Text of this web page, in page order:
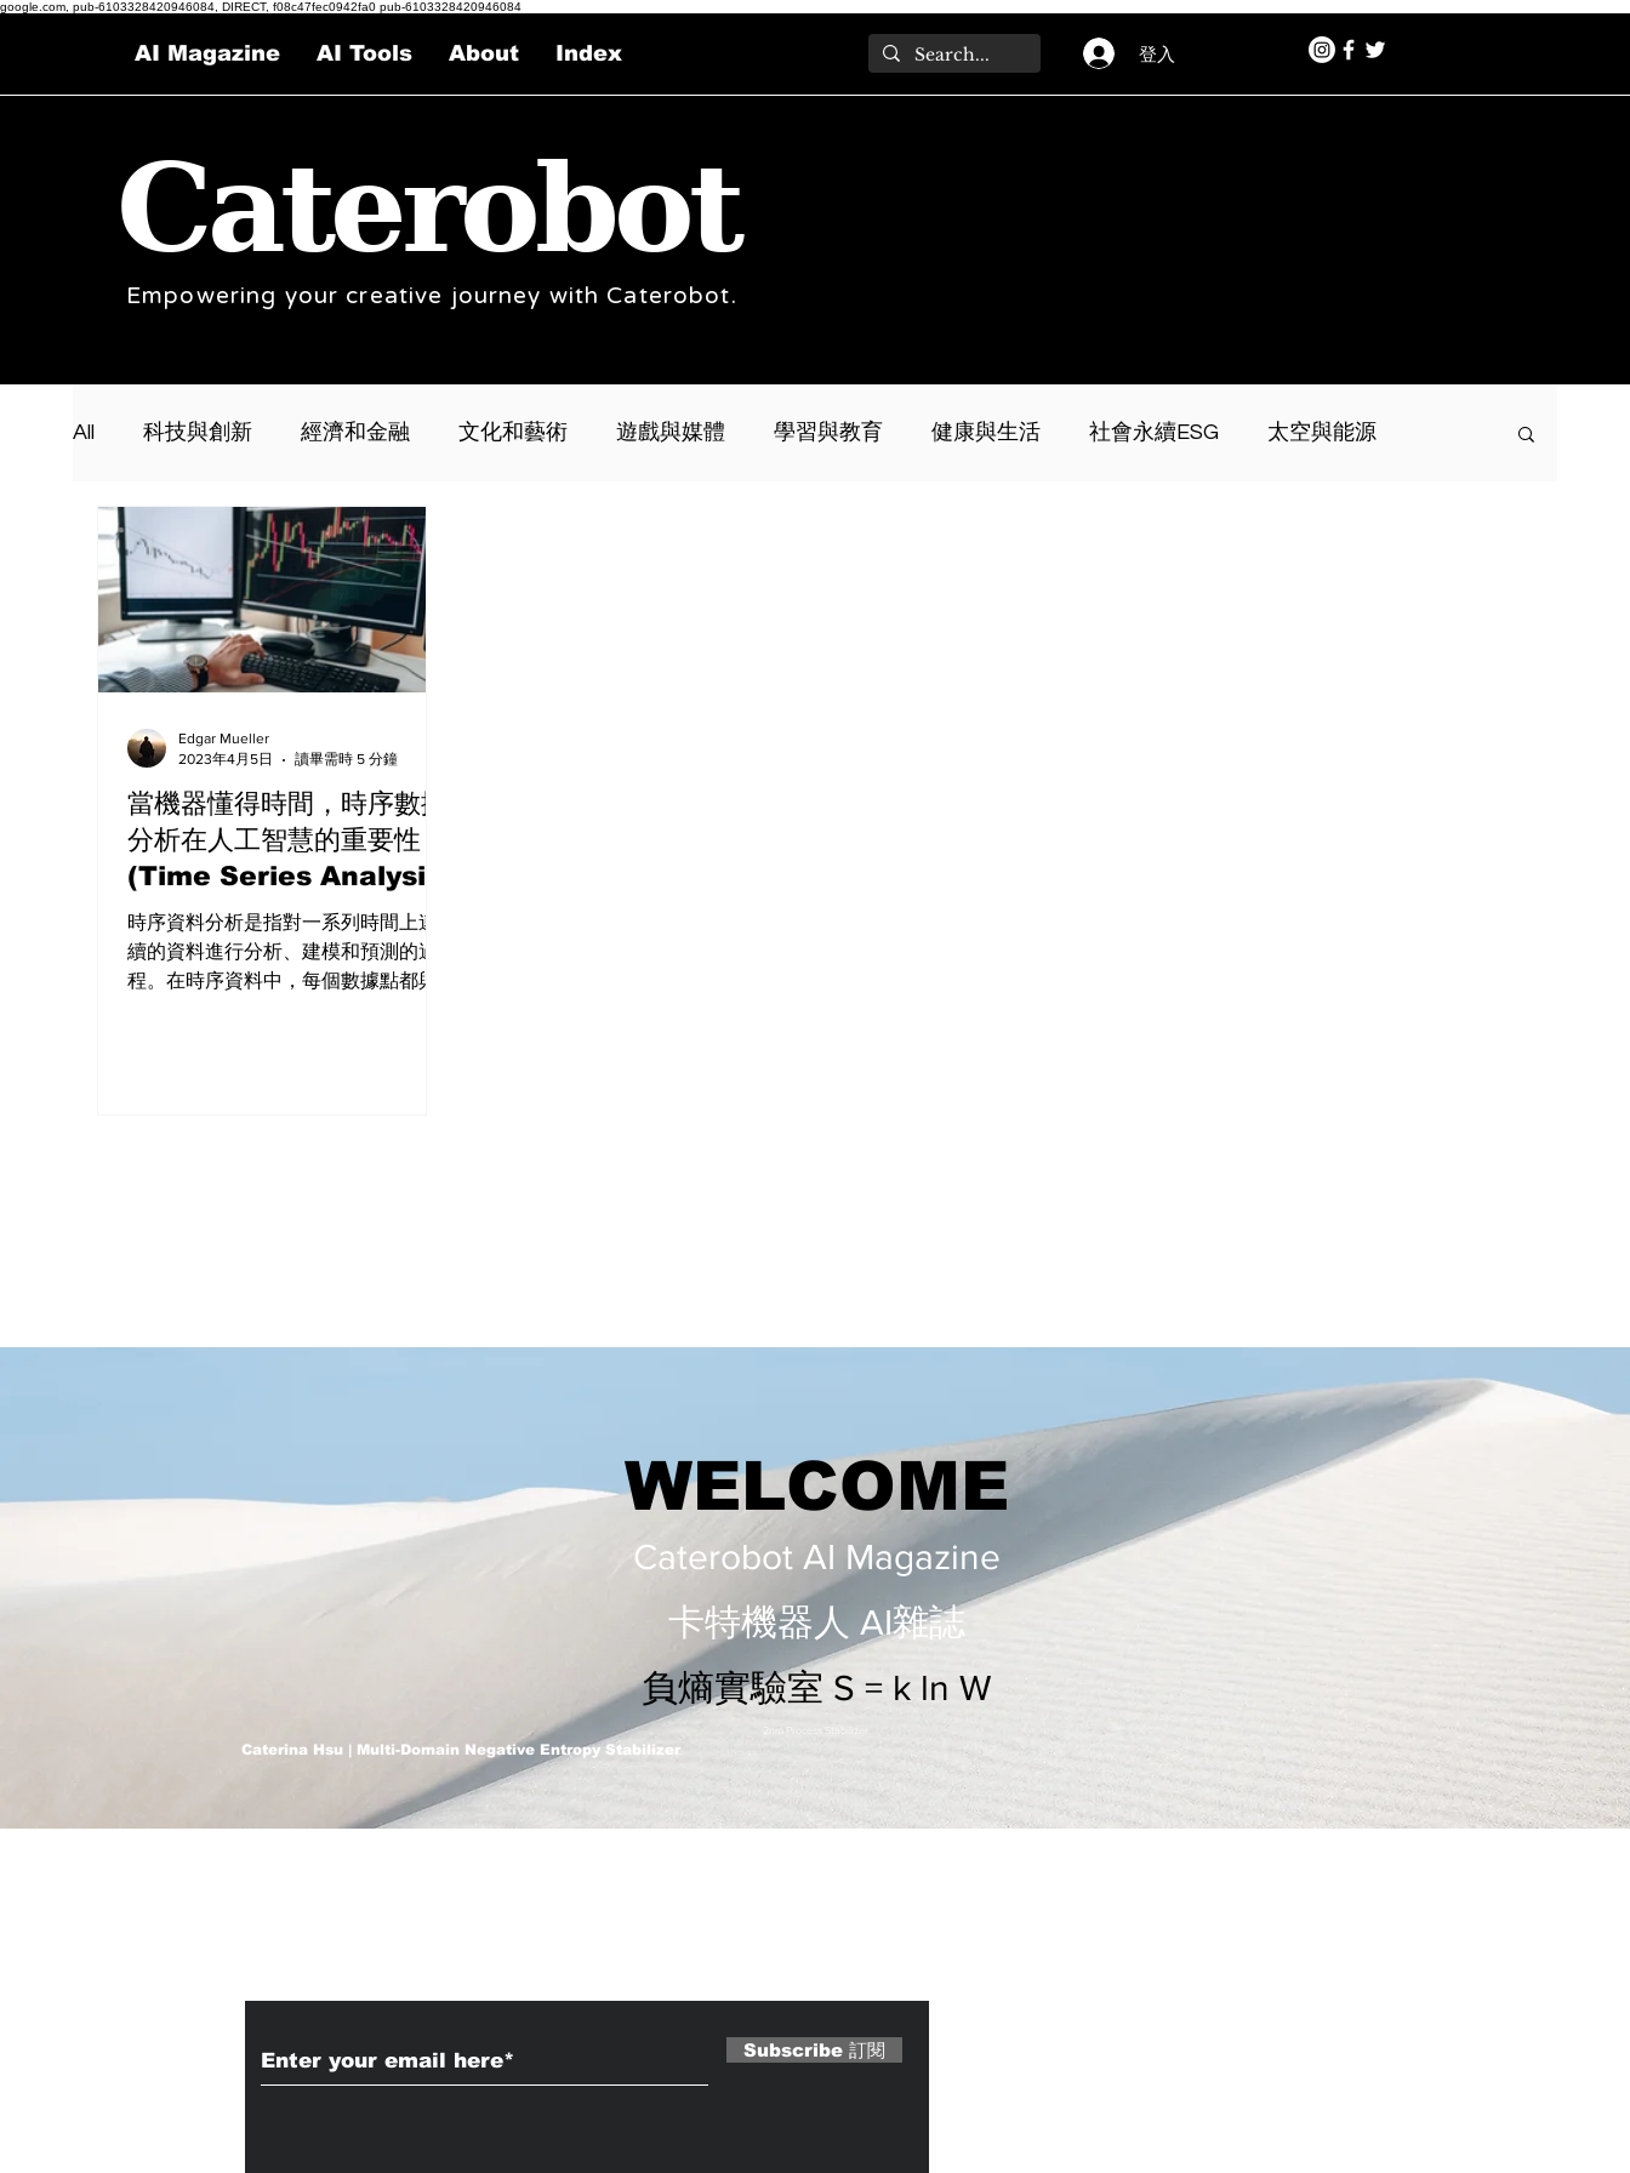
google.com, pub-6103328420946084, DIRECT, f08c47fec0942fa0 pub-6103328420946084
AI Magazine AI Tools About Index 登入
Caterobot
Empowering your creative journey with Caterobot.
All 科技與創新 經濟和金融 文化和藝術 遊戲與媒體 學習與教育 健康與生活 社會永續ESG 太空與能源
當機器懂得時間，時序數據
分析在人工智慧的重要性
(Time Series Analysis)
時序資料分析是指對一系列時間上連
續的資料進行分析、建模和預測的過
程。在時序資料中，每個數據點都與
Edgar Mueller
2023年4月5日
讀畢需時 5 分鐘
WELCOME
Caterobot AI Magazine
​​卡特機器人 AI雜誌
負熵實驗室 S = k ln W
2nm Process Stabilizer
Caterina Hsu | Multi-Domain Negative Entropy Stabilizer
Subscribe 訂閱